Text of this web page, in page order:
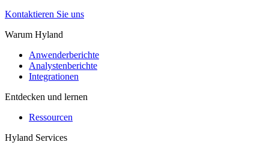
Kontaktieren Sie uns
Warum Hyland
Anwenderberichte
Analystenberichte
Integrationen
Entdecken und lernen
Ressourcen
Hyland Services